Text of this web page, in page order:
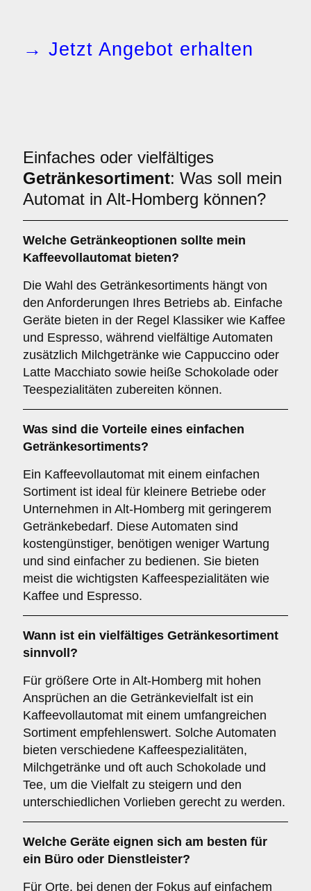
→ Jetzt Angebot erhalten
Einfaches oder vielfältiges
Getränkesortiment: Was soll mein
Automat in Alt-Homberg können?
Welche Getränkeoptionen sollte mein
Kaffeevollautomat bieten?
Die Wahl des Getränkesortiments hängt von
den Anforderungen Ihres Betriebs ab. Einfache
Geräte bieten in der Regel Klassiker wie Kaffee
und Espresso, während vielfältige Automaten
zusätzlich Milchgetränke wie Cappuccino oder
Latte Macchiato sowie heiße Schokolade oder
Teespezialitäten zubereiten können.
Was sind die Vorteile eines einfachen
Getränkesortiments?
Ein Kaffeevollautomat mit einem einfachen
Sortiment ist ideal für kleinere Betriebe oder
Unternehmen in Alt-Homberg mit geringerem
Getränkebedarf. Diese Automaten sind
kostengünstiger, benötigen weniger Wartung
und sind einfacher zu bedienen. Sie bieten
meist die wichtigsten Kaffeespezialitäten wie
Kaffee und Espresso.
Wann ist ein vielfältiges Getränkesortiment
sinnvoll?
Für größere Orte in Alt-Homberg mit hohen
Ansprüchen an die Getränkevielfalt ist ein
Kaffeevollautomat mit einem umfangreichen
Sortiment empfehlenswert. Solche Automaten
bieten verschiedene Kaffeespezialitäten,
Milchgetränke und oft auch Schokolade und
Tee, um die Vielfalt zu steigern und den
unterschiedlichen Vorlieben gerecht zu werden.
Welche Geräte eignen sich am besten für
ein Büro oder Dienstleister?
Für Orte, bei denen der Fokus auf einfachem